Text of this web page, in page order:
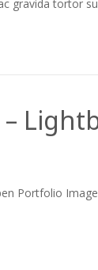
gravida tortor
Portfolio